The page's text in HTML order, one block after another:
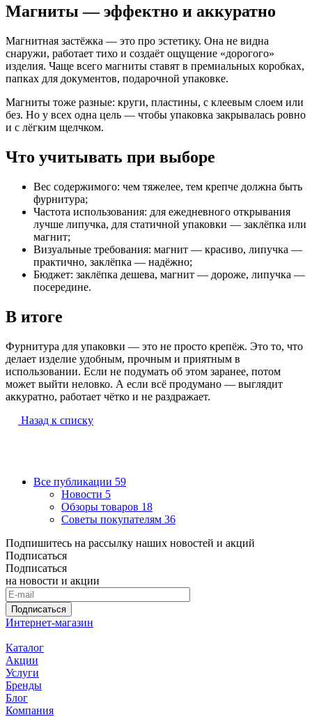
Магниты — эффектно и аккуратно
Магнитная застёжка — это про эстетику. Она не видна
снаружи, работает тихо и создаёт ощущение «дорогого»
изделия. Чаще всего магниты ставят в премиальных коробках,
папках для документов, подарочной упаковке.
Магниты тоже разные: круги, пластины, с клеевым слоем или
без. Но у всех одна цель — чтобы упаковка закрывалась ровно
и с лёгким щелчком.
Что учитывать при выборе
Вес содержимого: чем тяжелее, тем крепче должна быть
фурнитура;
Частота использования: для ежедневного открывания
лучше липучка, для статичной упаковки — заклёпка или
магнит;
Визуальные требования: магнит — красиво, липучка —
практично, заклёпка — надёжно;
Бюджет: заклёпка дешева, магнит — дороже, липучка —
посередине.
В итоге
Фурнитура для упаковки — это не просто крепёж. Это то, что
делает изделие удобным, прочным и приятным в
использовании. Если не подумать об этом заранее, потом
может выйти неловко. А если всё продумано — выглядит
аккуратно, работает чётко и не раздражает.
Назад к списку
Все публикации 59
Новости 5
Обзоры товаров 18
Советы покупателям 36
Подпишитесь на рассылку наших новостей и акций
Подписаться
Подписаться
на новости и акции
Подписаться
Интернет-магазин
Каталог
Акции
Услуги
Бренды
Блог
Компания